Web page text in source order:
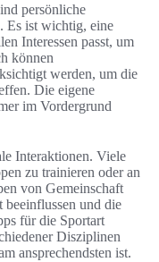
persönliche
Es ist wichtig, eine
Interessen passt, um
können
werden, um die
Die eigene
im Vordergrund
Interaktionen. Viele
zu trainieren oder an
von Gemeinschaft
und die
für die Sportart
Disziplinen
ansprechendsten ist.